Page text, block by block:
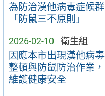
為防治漢他病毒症候
「防鼠三不原則」
2026-02-10 衛生組
因應本市出現漢他病
整頓與防鼠防治作業
維護健康安全